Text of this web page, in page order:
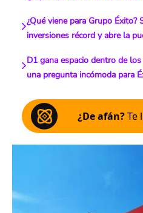
¿Qué viene para Grupo Éxito?
inversiones récord y abre la
D1 gana espacio dentro de
una pregunta incómoda para
¿De afán?Te